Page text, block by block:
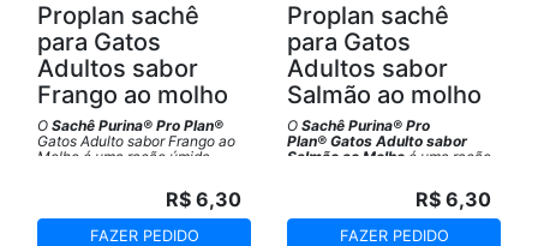
Proplan sachê
para Gatos
Adultos sabor
Frango ao molho
O Sachê Purina® Pro Plan®
Gatos Adulto sabor Frango ao
Molho é uma ração úmida
todos os portes desenvolvida
com a mais alta tecnologia para
entregar sabor e a melhor
nutrição.
R$ 6,30
FAZER PEDIDO
Proplan sachê
para Gatos
Adultos sabor
Salmão ao molho
O Sachê Purina® Pro
Plan® Gatos Adulto sabor
Salmão ao Molho é uma ração
gatos de todos os portes
desenvolvida com a mais alta
tecnologia para entregar sabor
e a melhor nutrição.
R$ 6,30
FAZER PEDIDO